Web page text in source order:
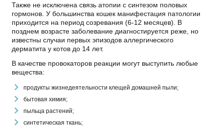
Также не исключена связь атопии с синтезом половых
гормонов. У большинства кошек манифестация патологии
приходится на период созревания (6-12 месяцев). В
позднем возрасте заболевание диагностируется реже, но
известны случаи первых эпизодов аллергического
дерматита у котов до 14 лет.
В качестве провокаторов реакции могут выступить любые
вещества:
продукты жизнедеятельности клещей домашней пыли;
бытовая химия;
пыльца растений;
синтетическая ткань;